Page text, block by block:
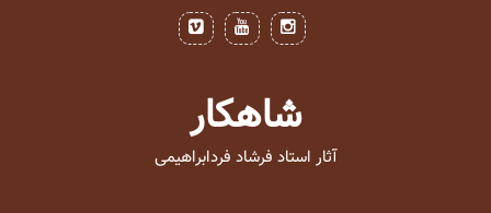
شاهکار
آثار استاد فرشاد فردابراهیمی